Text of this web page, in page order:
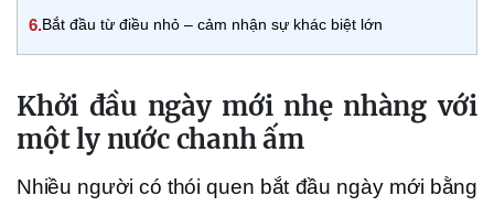
6.Bắt đầu từ điều nhỏ – cảm nhận sự khác biệt lớn
Khởi đầu ngày mới nhẹ nhàng với
một ly nước chanh ấm
Nhiều người có thói quen bắt đầu ngày mới bằng